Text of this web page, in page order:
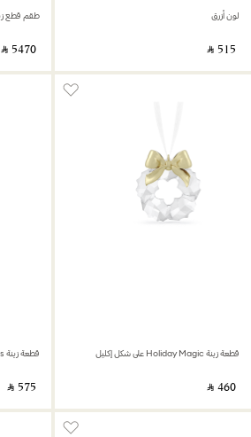
لون أزرق
‎ ⃁ ⁦515⁩ ‎
‎ ⃁ ⁦5470⁩ ‎
قطعة زينة Holiday Magic على شكل إكليل
‎ ⃁ ⁦460⁩ ‎
‎ ⃁ ⁦575⁩ ‎